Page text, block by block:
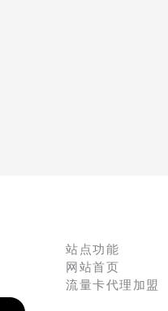
站点功能
网站首页
流量卡代理加盟